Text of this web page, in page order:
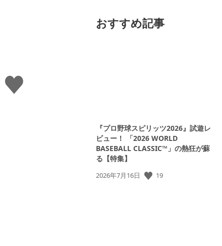
い
い
おすすめ記事
『プロ野球スピリッツ2026』試遊レ
ビュー！ 「2026 WORLD
BASEBALL CLASSIC™」の熱狂が蘇
る【特集】
公
2026年7月16日 19